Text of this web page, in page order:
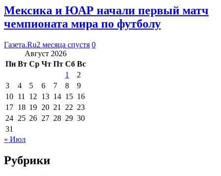
Мексика и ЮАР начали первый матч
чемпионата мира по футболу
Газета.Ru2 месяца спустя 0
Август 2026
Пн Вт Ср Чт Пт Сб Вс
1
2
3
4 5 6 7 8
9
10 11 12 13 14 15 16
17 18 19 20 21 22 23
24 25 26 27 28 29 30
31
« Июл
Рубрики